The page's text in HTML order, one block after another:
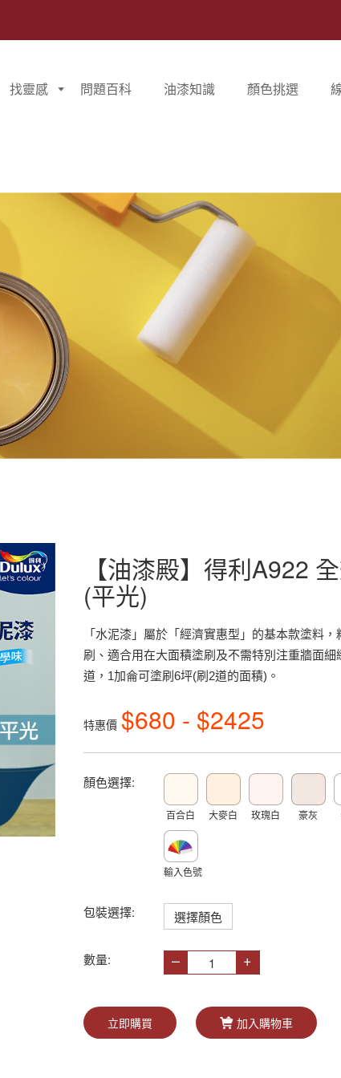
找靈感 問題百科 油漆知識 顏色挑選
【油漆殿】得利A922
(平光)
「水泥漆」屬於「經濟實惠型」的基本款塗料
刷、適合用在大面積塗刷及不需特別注重牆面
道，1加侖可塗刷6坪(刷2道的面積)。
特惠價 $680 - $2425
顏色選擇:
百合白 大麥白 玫瑰白 豪灰
輸入色號
包裝選擇: 選擇顏色
數量: – +
立即購買 加入購物車